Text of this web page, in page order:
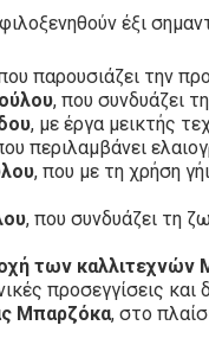
έξι
παρουσιάζει την
, που συνδυάζει
, με έργα μεικτής
περιλαμβάνει
, που με τη χρήση
, που συνδυάζει τη
των καλλιτεχνών
προσεγγίσεις
Μπαρζόκα, στο